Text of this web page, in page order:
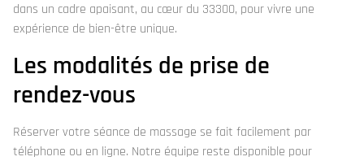
dans un cadre apaisant, au cœur du 33300, pour vivre une
expérience de bien-être unique.
Les modalités de prise de
rendez-vous
Réserver votre séance de massage se fait facilement par
téléphone ou en ligne. Notre équipe reste disponible pour